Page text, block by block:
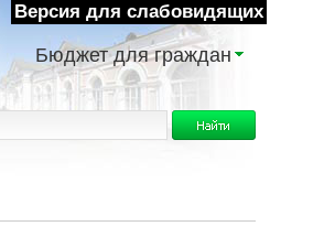
Версия для слабовидящих
Бюджет для граждан